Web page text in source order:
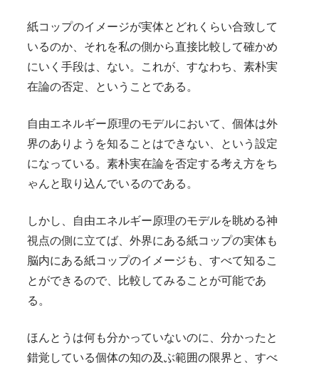
紙コップのイメージが実体とどれくらい合致して
いるのか、それを私の側から直接比較して確かめ
にいく手段は、ない。これが、すなわち、素朴実
在論の否定、ということである。
自由エネルギー原理のモデルにおいて、個体は外
界のありようを知ることはできない、という設定
になっている。素朴実在論を否定する考え方をち
ゃんと取り込んでいるのである。
しかし、自由エネルギー原理のモデルを眺める神
視点の側に立てば、外界にある紙コップの実体も
脳内にある紙コップのイメージも、すべて知るこ
とができるので、比較してみることが可能であ
る。
ほんとうは何も分かっていないのに、分かったと
錯覚している個体の知の及ぶ範囲の限界と、すべ